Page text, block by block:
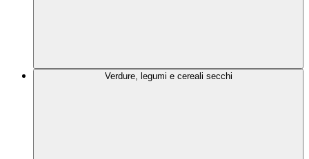
Verdure, legumi e cereali secchi